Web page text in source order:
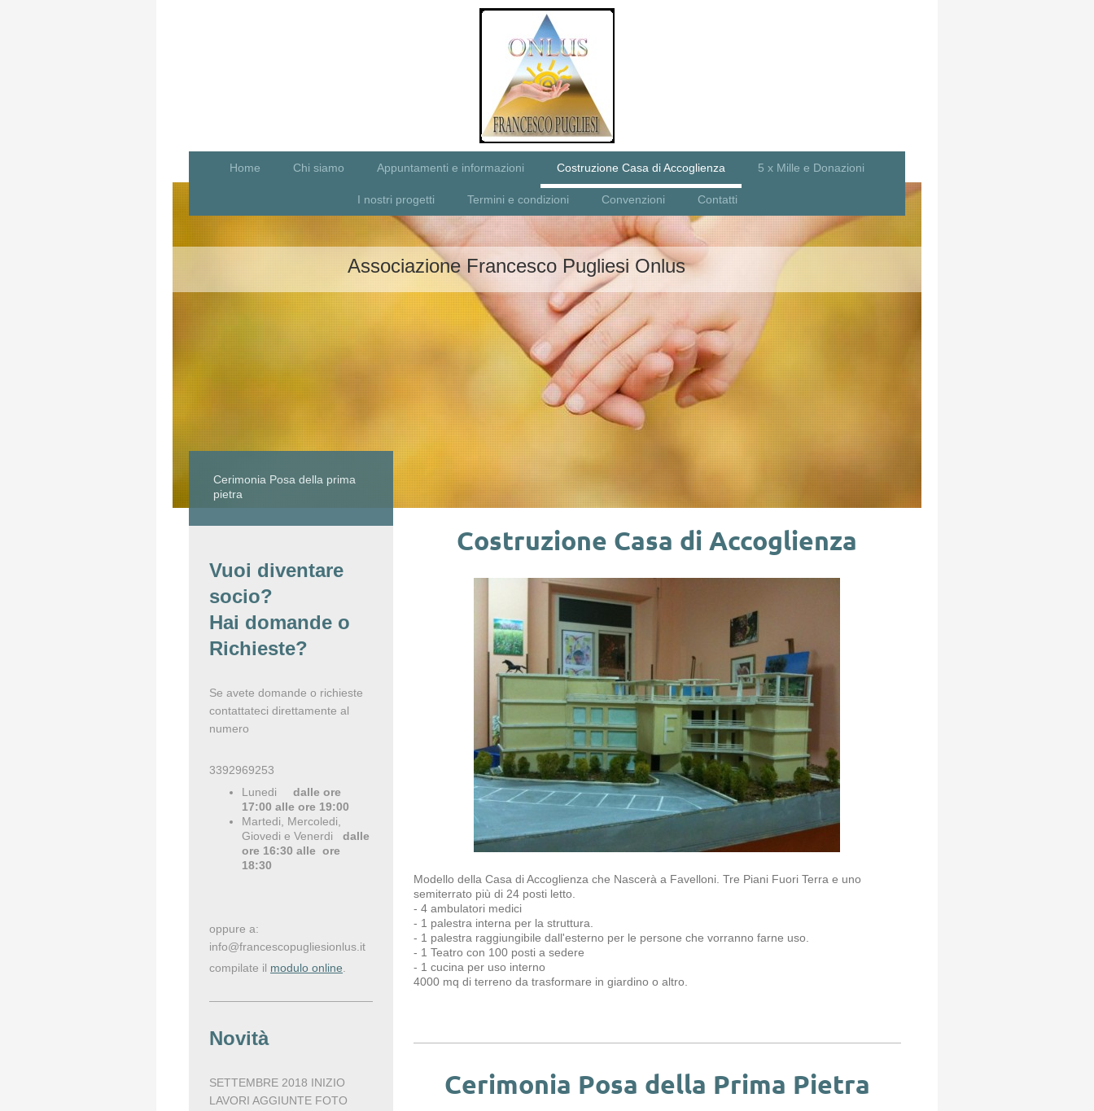
Home Chi siamo Appuntamenti e informazioni Costruzione Casa di Accoglienza 5 x Mille e Donazioni
I nostri progetti Termini e condizioni Convenzioni Contatti
Associazione Francesco Pugliesi Onlus
Costruzione Casa di Accoglienza
Modello della Casa di Accoglienza che Nascerà a Favelloni. Tre Piani Fuori Terra e uno
semiterrato più di 24 posti letto.
- 4 ambulatori medici
- 1 palestra interna per la struttura.
- 1 palestra raggiungibile dall'esterno per le persone che vorranno farne uso.
- 1 Teatro con 100 posti a sedere
- 1 cucina per uso interno
4000 mq di terreno da trasformare in giardino o altro.
Cerimonia Posa della Prima Pietra
Cerimonia Posa della prima
pietra
Vuoi diventare
socio?
Hai domande o
Richieste?
Se avete domande o richieste
contattateci direttamente al
numero
3392969253
Lunedi dalle ore
17:00 alle ore 19:00
Martedi, Mercoledi,
Giovedi e Venerdi dalle
ore 16:30 alle ore
18:30
oppure a:
info@francescopugliesionlus.it
compilate il modulo online
Novità
SETTEMBRE 2018 INIZIO
LAVORI AGGIUNTE FOTO